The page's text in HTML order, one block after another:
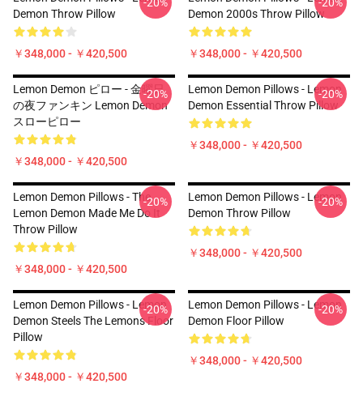
Demon Throw Pillow
￥348,000 - ￥420,500
Demon 2000s Throw Pillow
￥348,000 - ￥420,500
Lemon Demon ピロー - 金曜日
の夜ファンキン Lemon Demon
スローピロー
￥348,000 - ￥420,500
-20%
Lemon Demon Pillows - Lemon
Demon Essential Throw Pillow
￥348,000 - ￥420,500
-20%
Lemon Demon Pillows - The
Lemon Demon Made Me Do It
Throw Pillow
￥348,000 - ￥420,500
-20%
Lemon Demon Pillows - Lemon
Demon Throw Pillow
￥348,000 - ￥420,500
-20%
Lemon Demon Pillows - Lemon
Demon Steels The Lemons Floor
Pillow
￥348,000 - ￥420,500
-20%
Lemon Demon Pillows - Lemon
Demon Floor Pillow
￥348,000 - ￥420,500
-20%